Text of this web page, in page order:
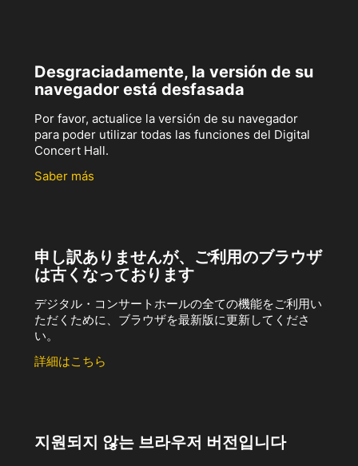
Desgraciadamente, la versión de su
navegador está desfasada
Por favor, actualice la versión de su navegador
para poder utilizar todas las funciones del Digital
Concert Hall.
Saber más
申し訳ありませんが、ご利用のブラウザ
は古くなっております
デジタル・コンサートホールの全ての機能をご利用い
ただくために、ブラウザを最新版に更新してくださ
い。
詳細はこちら
지원되지 않는 브라우저 버전입니다